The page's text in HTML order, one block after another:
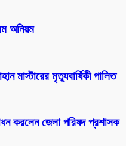
অনিয়ম
মাস্টারের মৃত্যুবার্ষিকী পালিত
করলেন জেলা পরিষদ প্রশাসক